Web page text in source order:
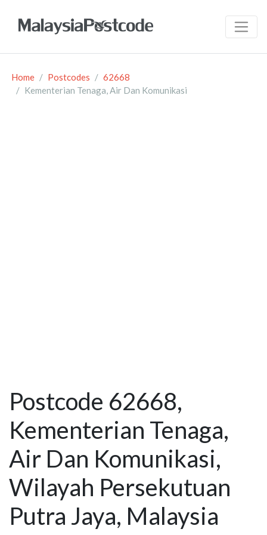
Home Postcodes
62668
Kementerian Tenaga, Air Dan Komunikasi
Postcode 62668,
Kementerian Tenaga,
Air Dan Komunikasi,
Wilayah Persekutuan
Putra Jaya, Malaysia